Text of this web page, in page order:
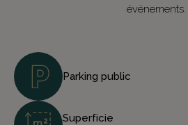
événements.
Parking public
Superficie